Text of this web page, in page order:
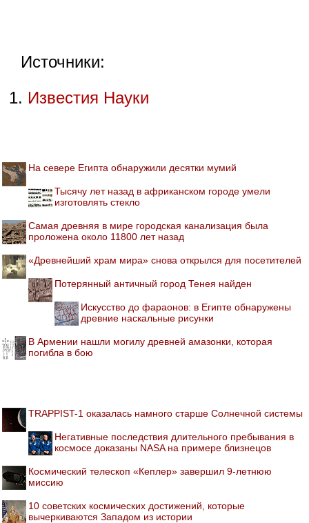
Источники:
Известия Науки
На севере Египта обнаружили десятки мумий
Тысячу лет назад в африканском городе умели
изготовлять стекло
Самая древняя в мире городская канализация была
проложена около 11800 лет назад
«Древнейший храм мира» снова открылся для посетителей
Потерянный античный город Тенея найден
Искусство до фараонов: в Египте обнаружены
древние наскальные рисунки
В Армении нашли могилу древней амазонки, которая
погибла в бою
TRAPPIST-1 оказалась намного старше Солнечной системы
Негативные последствия длительного пребывания в
космосе доказаны NASA на примере близнецов
Космический телескоп «Кеплер» завершил 9-летнюю
миссию
10 советских космических достижений, которые
вычеркиваются Западом из истории